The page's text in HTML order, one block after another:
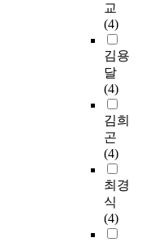
교
(4)
김용
달
(4)
김희
곤
(4)
최경
식
(4)